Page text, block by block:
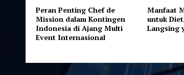
Peran Penting Chef de
Mission dalam Kontingen
Indonesia di Ajang Multi
Event Internasional
Manfaat
untuk
Langsing